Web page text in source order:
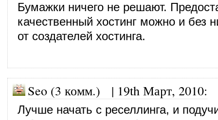
Бумажки ничего не решают.
качественный хостинг можно и без
от создателей хостинга.
Seo (3 комм.) | 19th Март, 2010:
Лучше начать с реселлинга, и